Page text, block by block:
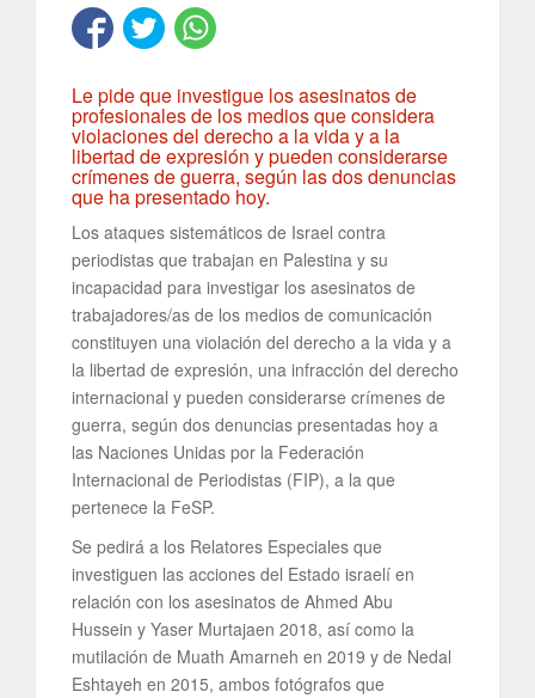
Le pide que investigue los asesinatos de
profesionales de los medios que considera
violaciones del derecho a la vida y a la
libertad de expresión y pueden considerarse
crímenes de guerra, según las dos denuncias
que ha presentado hoy.
Los ataques sistemáticos de Israel contra
periodistas que trabajan en Palestina y su
incapacidad para investigar los asesinatos de
trabajadores/as de los medios de comunicación
constituyen una violación del derecho a la vida y a
la libertad de expresión, una infracción del derecho
internacional y pueden considerarse crímenes de
guerra, según dos denuncias presentadas hoy a
las Naciones Unidas por la Federación
Internacional de Periodistas (FIP), a la que
pertenece la FeSP.
Se pedirá a los Relatores Especiales que
investiguen las acciones del Estado israelí en
relación con los asesinatos de Ahmed Abu
Hussein y Yaser Murtajaen 2018, así como la
mutilación de Muath Amarneh en 2019 y de Nedal
Eshtayeh en 2015, ambos fotógrafos que